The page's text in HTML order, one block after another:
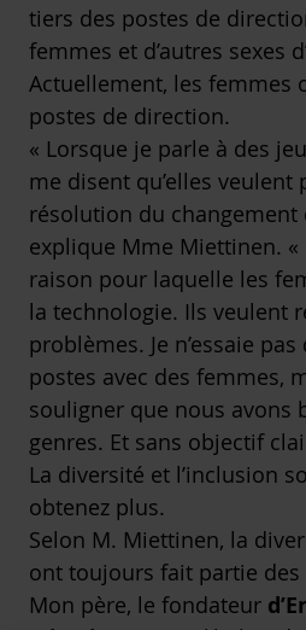
tiers des postes de
femmes et d’autres sexes
Actuellement, les femmes
postes de direction.
« Lorsque je parle à des
me disent qu’elles veulent
résolution du changement
explique Mme Miettinen. «
raison pour laquelle les
la technologie. Ils veulent
problèmes. Je n’essaie
postes avec des femmes,
souligner que nous avons
genres. Et sans objectif
La diversité et l’inclusion
obtenez plus.
Selon M. Miettinen, la
ont toujours fait partie des
Mon père, le fondateur